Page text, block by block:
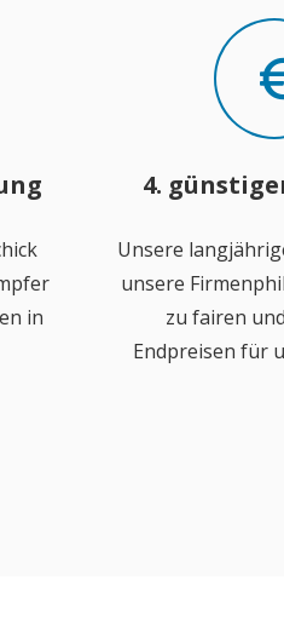
in
4.
Unsere
unsere
zu fairen
Endpreisen für